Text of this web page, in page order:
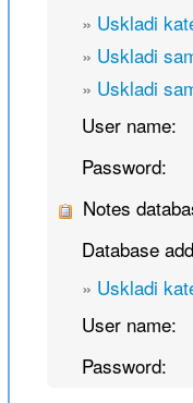
» Uskladi
» Uskladi
» Uskladi
User name:
Password:
Notes
Database
» Uskladi
User name:
Password: